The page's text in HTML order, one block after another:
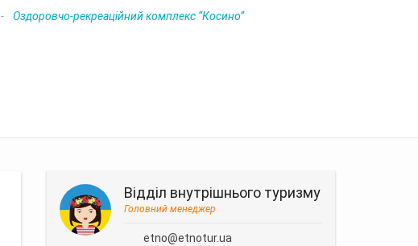
Оздоровчо-рекреаційний комплекс “Косино”
Відділ внутрішнього туризму
Головний менеджер
etno@etnotur.ua